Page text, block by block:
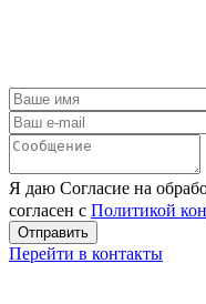
Я даю Согласие на
согласен с Политикой
Перейти в контакты